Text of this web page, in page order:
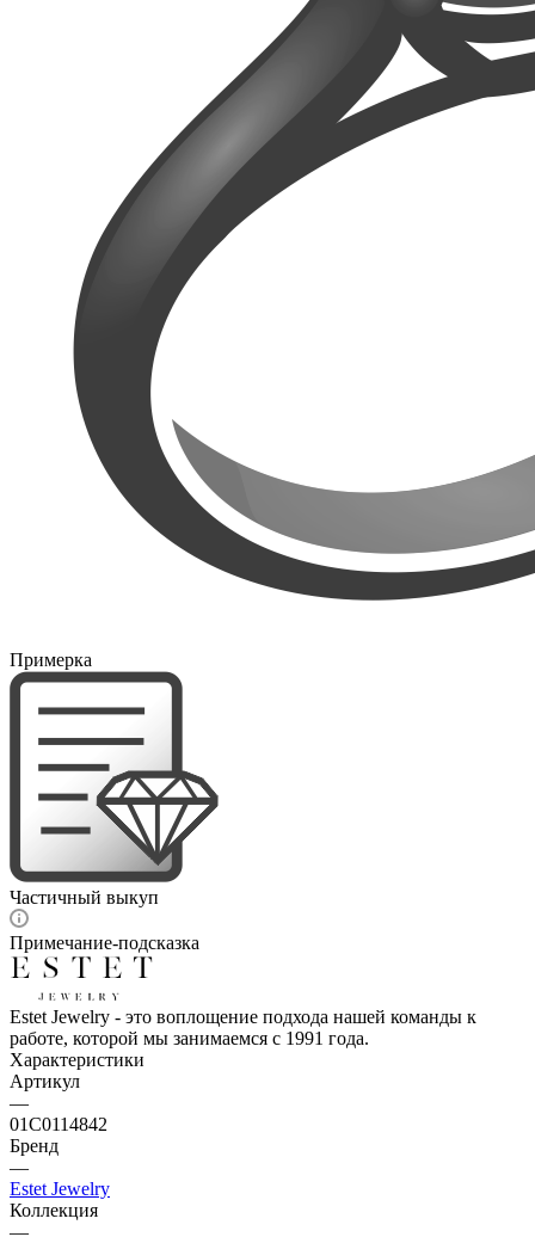
Примерка
Частичный выкуп
Примечание-подсказка
Estet Jewelry - это воплощение подхода нашей команды к
работе, которой мы занимаемся с 1991 года.
Характеристики
Артикул
—
01С0114842
Бренд
—
Estet Jewelry
Коллекция
—